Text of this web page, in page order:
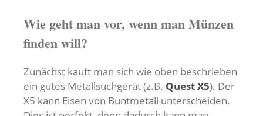
Wie geht man vor, wenn man Münzen
finden will?
Zunächst kauft man sich wie oben beschrieben
ein gutes Metallsuchgerät (z.B. Quest X5). Der
X5 kann Eisen von Buntmetall unterscheiden.